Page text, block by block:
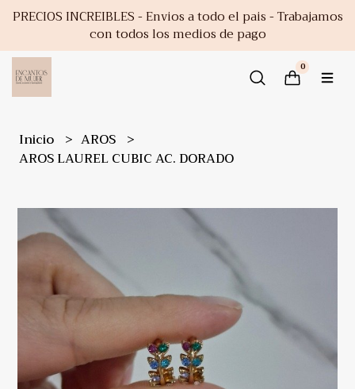
PRECIOS INCREIBLES - Envios a todo el pais - Trabajamos
con todos los medios de pago
0
Inicio
AROS
AROS LAUREL CUBIC AC. DORADO